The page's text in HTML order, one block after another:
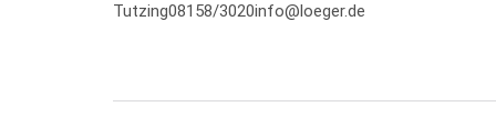
Tutzing08158/3020info@loeger.de